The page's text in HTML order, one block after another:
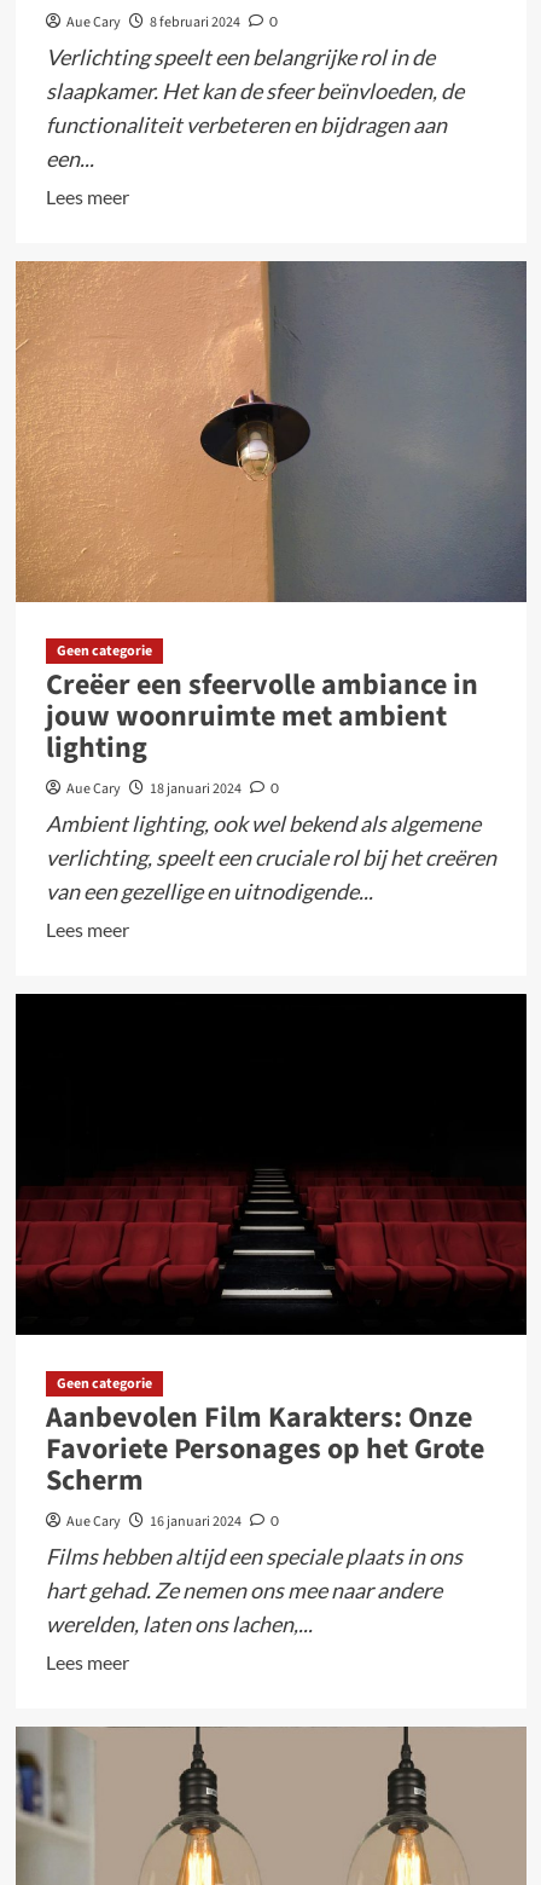
Aue Cary 8 februari 2024 0
Verlichting speelt een belangrijke rol in de
slaapkamer. Het kan de sfeer beïnvloeden, de
functionaliteit verbeteren en bijdragen aan
een...
Lees meerLees
over
Sfeer
Gemak
met
Bedside
Wandlampen
Geen categorie
Creëer een sfeervolle ambiance in
jouw woonruimte met ambient
lighting
Aue Cary 18 januari 2024 0
Ambient lighting, ook wel bekend als algemene
verlichting, speelt een cruciale rol bij het creëren
van een gezellige en uitnodigende...
Lees meerLees
over
jouw
woonruimte
met
ambient
lighting
Geen categorie
Aanbevolen Film Karakters: Onze
Favoriete Personages op het Grote
Scherm
Aue Cary 16 januari 2024 0
Films hebben altijd een speciale plaats in ons
hart gehad. Ze nemen ons mee naar andere
werelden, laten ons lachen,...
Lees meerLees
over
Aanbevolen
Karakters:
Onze
Favoriete